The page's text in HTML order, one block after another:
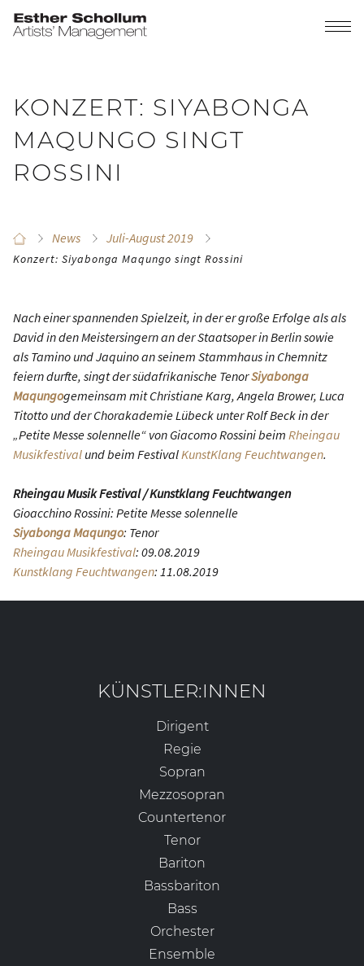
KONZERT: SIYABONGA
MAQUNGO SINGT
ROSSINI
News Juli-August 2019
Konzert: Siyabonga Maqungo singt Rossini
Nach einer spannenden Spielzeit, in der er große Erfolge als als
David in den Meistersingern an der Staatsoper in Berlin sowie
als Tamino und Jaquino an seinem Stammhaus in Chemnitz
feiern durfte, singt der südafrikanische TenorSiyabonga
Maqungogemeinsam mit Christiane Karg, Angela Brower, Luca
Titotto und der Chorakademie Lübeck unter Rolf Beck in der
„Petite Messe solennelle“ von Giacomo Rossini beim Rheingau
Musikfestival und beim FestivalKunstKlang Feuchtwangen.
Rheingau Musik Festival / Kunstklang Feuchtwangen
Gioacchino Rossini: Petite Messe solennelle
Siyabonga Maqungo: Tenor
Rheingau Musikfestival: 09.08.2019
Kunstklang Feuchtwangen: 11.08.2019
KÜNSTLER:INNEN
Dirigent
Regie
Sopran
Mezzosopran
Countertenor
Tenor
Bariton
Bassbariton
Bass
Orchester
Ensemble